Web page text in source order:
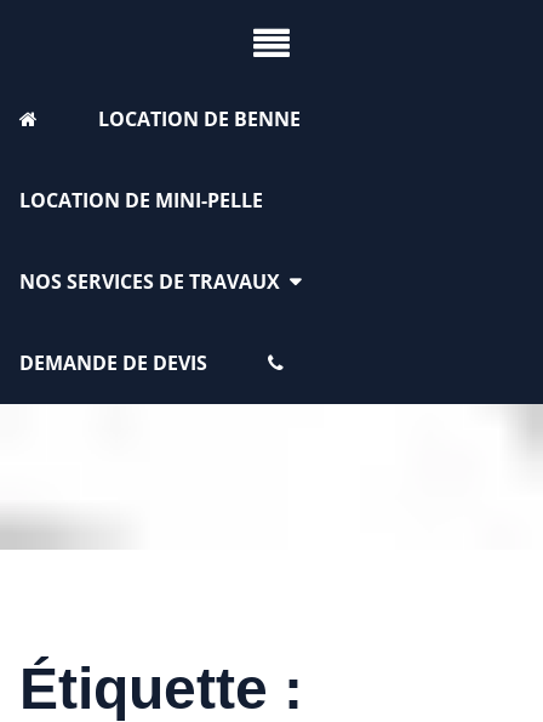
LOCATION DE BENNE
LOCATION DE MINI-PELLE
NOS SERVICES DE TRAVAUX
DEMANDE DE DEVIS
Étiquette :